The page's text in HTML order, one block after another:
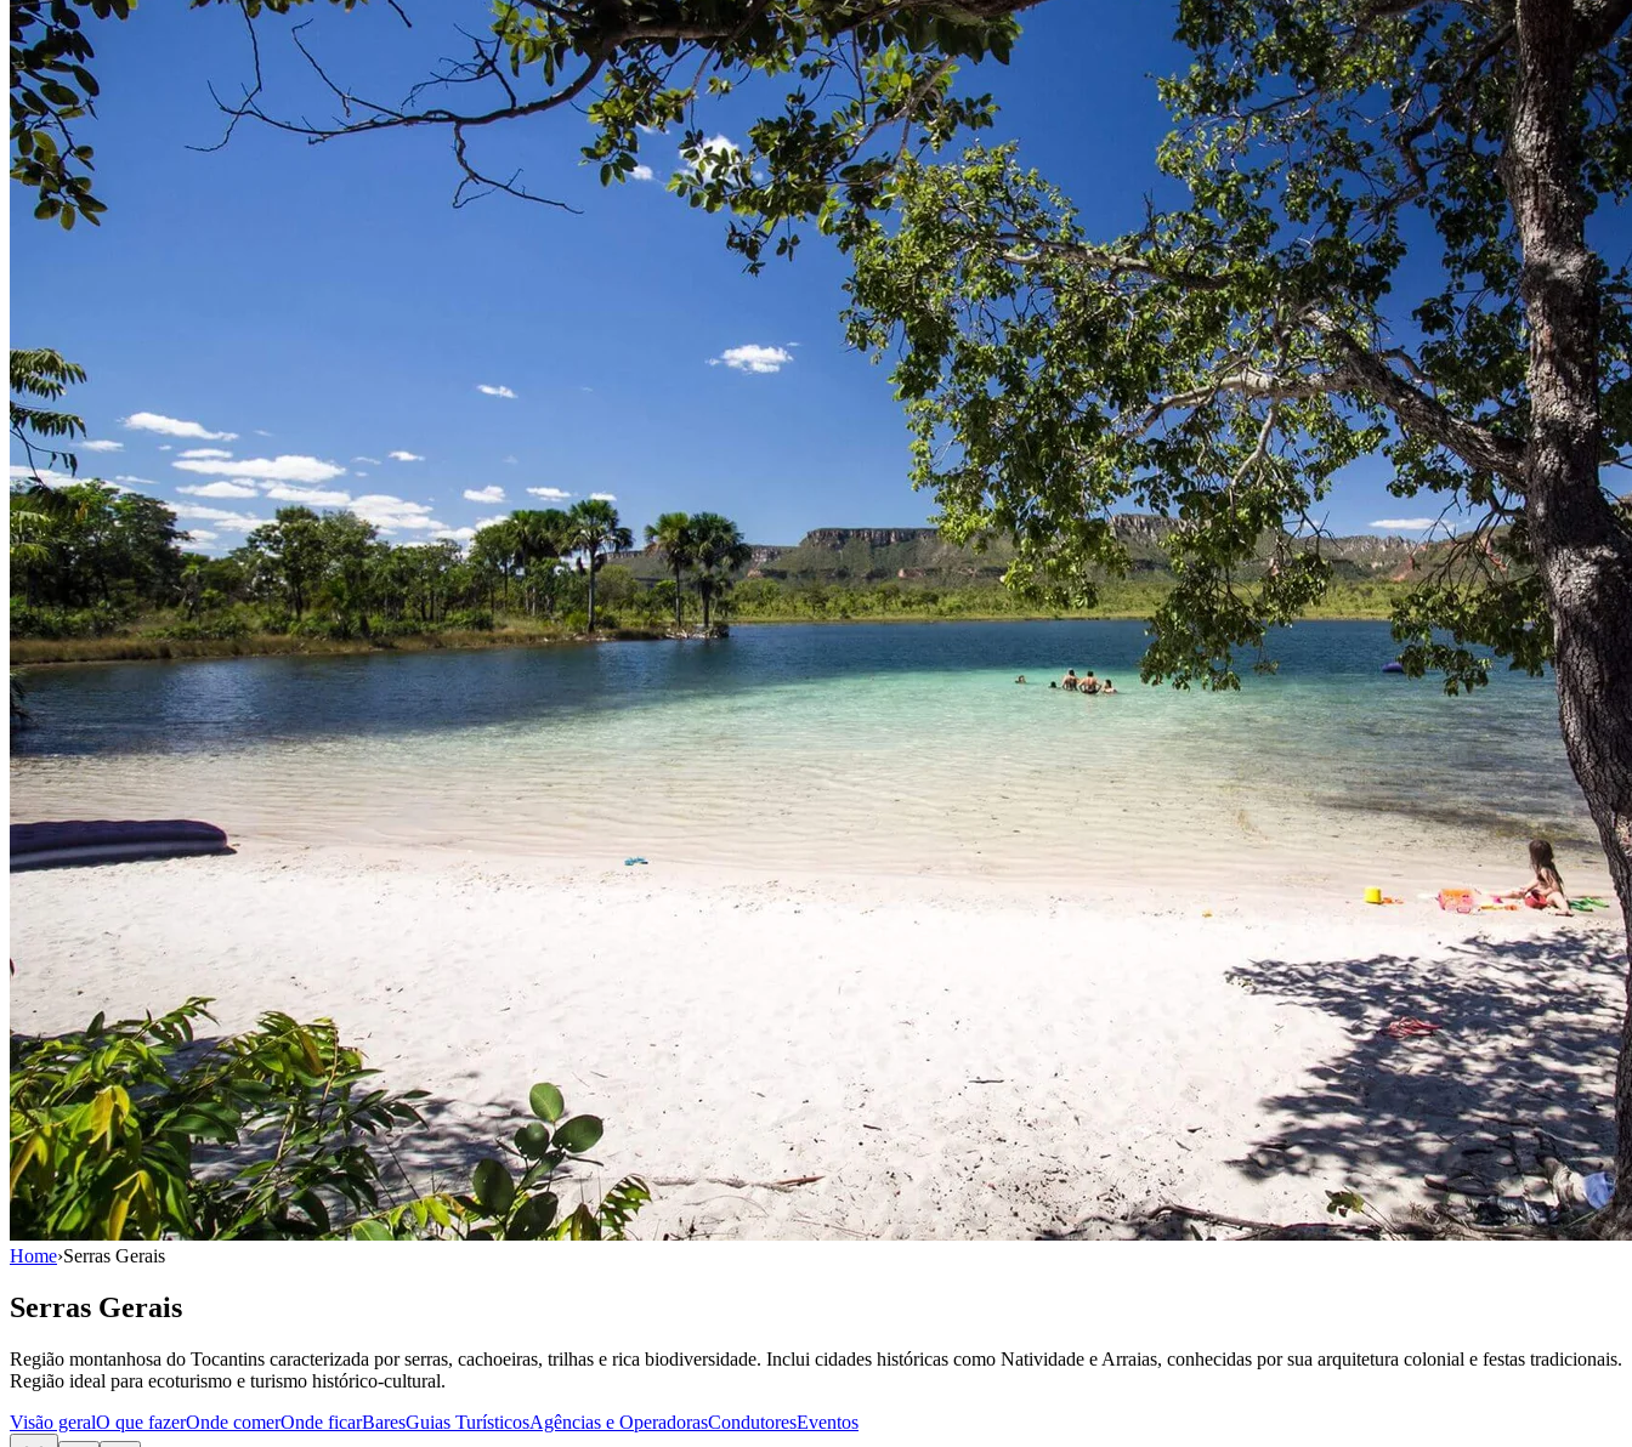
Home›Serras Gerais
Serras Gerais
Região montanhosa do Tocantins caracterizada por serras, cachoeiras, trilhas e rica biodiversidade. Inclui cidades históricas como Natividade e Arraias, conhecidas por sua arquitetura colonial e festas tradicionais.
Região ideal para ecoturismo e turismo histórico-cultural.
Visão geralO que fazerOnde comerOnde ficarBaresGuias TurísticosAgências e OperadorasCondutoresEventos